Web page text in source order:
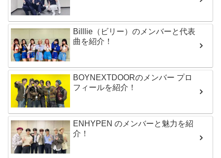
Billlie（ビリー）のメンバーと代表
曲を紹介！
BOYNEXTDOORのメンバー プロ
フィールを紹介！
ENHYPEN のメンバーと魅力を紹
介！